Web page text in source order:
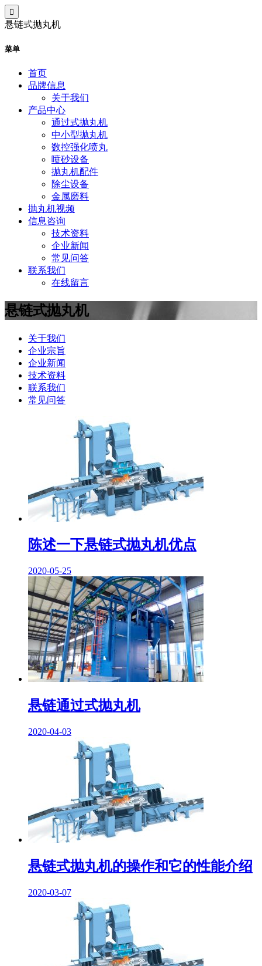
悬链式抛丸机
菜单
首页
品牌信息
关于我们
产品中心
通过式抛丸机
中小型抛丸机
数控强化喷丸
喷砂设备
抛丸机配件
除尘设备
金属磨料
抛丸机视频
信息咨询
技术资料
企业新闻
常见问答
联系我们
在线留言
悬链式抛丸机
关于我们
企业宗旨
企业新闻
技术资料
联系我们
常见问答
陈述一下悬链式抛丸机优点
2020-05-25
悬链通过式抛丸机
2020-04-03
悬链式抛丸机的操作和它的性能介绍
2020-03-07